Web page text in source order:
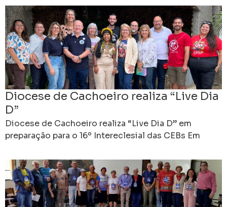
Interdiocesano das
Diocese de Cachoeiro realiza “Live Dia
D”
Diocese de Cachoeiro realiza “Live Dia D” em
preparação para o 16º Intereclesial das CEBs Em